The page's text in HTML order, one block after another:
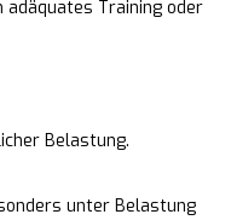
Training oder
Belastung.
unter Belastung